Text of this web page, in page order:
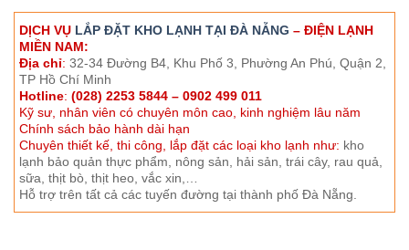
DỊCH VỤ LẮP ĐẶT KHO LẠNH TẠI ĐÀ NẴNG – ĐIỆN LẠNH
MIỀN NAM:
Địa chỉ: 32-34 Đường B4, Khu Phố 3, Phường An Phú, Quận 2,
TP Hồ Chí Minh
Hotline: (028) 2253 5844 – 0902 499 011
Kỹ sư, nhân viên có chuyên môn cao, kinh nghiệm lâu năm
Chính sách bảo hành dài hạn
Chuyên thiết kế, thi công, lắp đặt các loại kho lạnh như: kho
lạnh bảo quản thực phẩm, nông sản, hải sản, trái cây, rau quả,
sữa, thịt bò, thịt heo, vắc xin,…
Hỗ trợ trên tất cả các tuyến đường tại thành phố Đà Nẵng.